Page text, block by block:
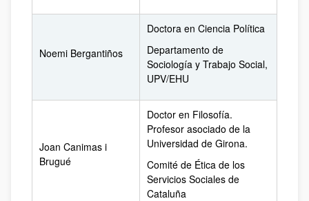
Noemi Bergantiños
Doctora en Ciencia Política
Departamento de
Sociología y Trabajo Social,
UPV/EHU
Joan Canimas i
Brugué
Doctor en Filosofía.
Profesor asociado de la
Universidad de Girona.
Comité de Ética de los
Servicios Sociales de
Cataluña